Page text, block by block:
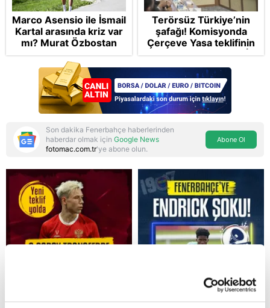
Reddet
Marco Asensio ile İsmail
Kartal arasında kriz var
mı? Murat Özbostan
analiz etti: Egoları da
yönetmelisiniz
Terörsüz Türkiye’nin
şafağı! Komisyonda
Çerçeve Yasa teklifinin
maddelerine geçildi: İP
ve Yeni Parti'den
provokasyon
Son dakika Fenerbahçe haberlerinden
haberdar olmak için Google News
fotomac.com.tr'ye abone olun.
Abone Ol